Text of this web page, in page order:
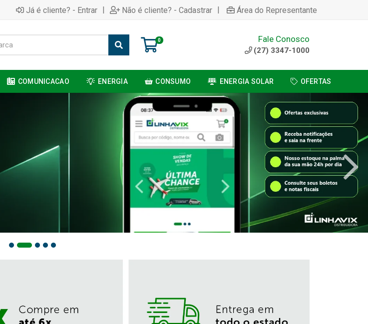
Já é cliente? - Entrar | Não é cliente? - Cadastrar | Área do Representante
0 Fale Conosco
(27) 3347-1000
COMUNICACAO ENERGIA CONSUMO ENERGIA SOLAR OFERTAS